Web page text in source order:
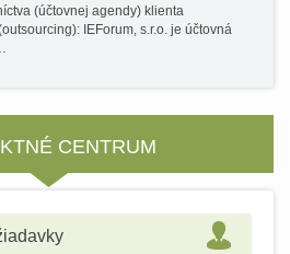
(účtovnej agendy) klienta
IEForum, s.r.o. je účtovná
CENTRUM